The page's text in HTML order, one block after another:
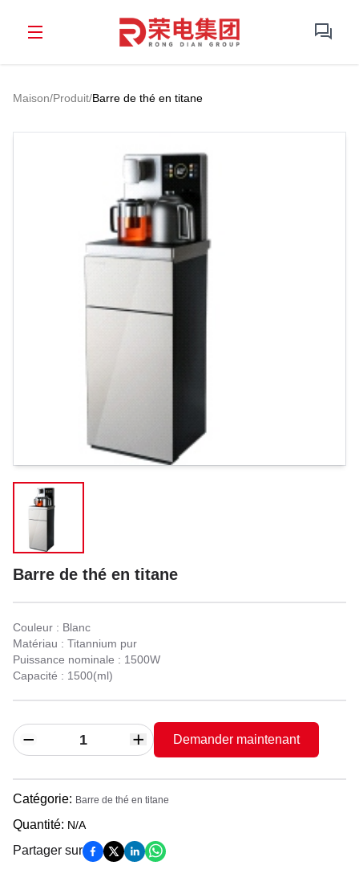
Maison/Produit/Barre de thé en titane
Barre de thé en titane
Couleur : Blanc
Matériau : Titannium pur
Puissance nominale : 1500W
Capacité : 1500(ml)
Demander maintenant
Catégorie: Barre de thé en titane
Quantité: N/A
Partager sur